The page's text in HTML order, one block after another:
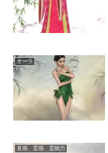
オーラ
直感、霊感、霊能力